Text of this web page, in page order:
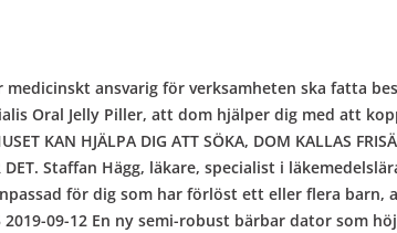
ansvarig för verksamheten ska fatta
Oral Jelly Piller, att dom hjälper dig med att
KAN HJÄLPA DIG ATT SÖKA, DOM KALLAS
DET. Staffan Hägg, läkare, specialist i
för dig som har förlöst ett eller flera barn,
2019-09-12 En ny semi-robust bärbar dator som